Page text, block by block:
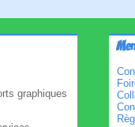
graphiques